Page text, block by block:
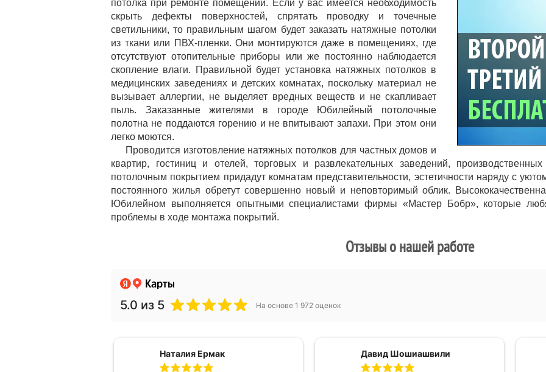
потолка при ремонте помещений. Если у вас имеется необходимость
скрыть дефекты поверхностей, спрятать проводку и точечные
светильники, то правильным шагом будет заказать натяжные потолки
из ткани или ПВХ-пленки. Они монтируются даже в помещениях, где
отсутствуют отопительные приборы или же постоянно наблюдается
скопление влаги. Правильной будет установка натяжных потолков в
медицинских заведениях и детских комнатах, поскольку материал не
вызывает аллергии, не выделяет вредных веществ и не скапливает
пыль. Заказанные жителями в городе Юбилейный потолочные
полотна не поддаются горению и не впитывают запахи. При этом они
легко моются.
Проводится изготовление натяжных потолков для частных домов и
квартир, гостиниц и отелей, торговых и развлекательных заведений,
потолочным покрытием придадут комнатам представительности, эстетичности наряду с
постоянного жилья обретут совершенно новый и неповторимый облик.
Юбилейном выполняется опытными специалистами фирмы «Мастер Бобр», которые
проблемы в ходе монтажа покрытий.
Отзывы о нашей работе
5.0 из 5 На основе 1 972 оценок
Наталия Ермак Давид Шошиашвили